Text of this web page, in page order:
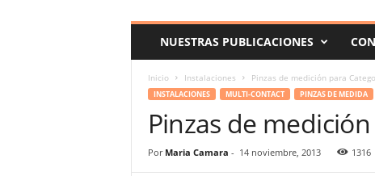
o
NUESTRAS PUBLICACIONES
Inicio Instalaciones Pinzas de medición para
INSTALACIONES MULTI-CONTACT PINZAS DE MEDIDA
Pinzas de
Por Maria Camara - 14 noviembre, 2013 1316